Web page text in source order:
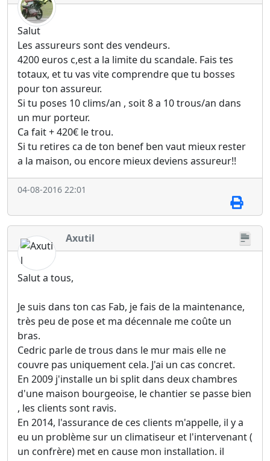
Salut
Les assureurs sont des vendeurs.
4200 euros c,est a la limite du scandale. Fais tes
totaux, et tu vas vite comprendre que tu bosses
pour ton assureur.
Si tu poses 10 clims/an , soit 8 a 10 trous/an dans
un mur porteur.
Ca fait + 420€ le trou.
Si tu retires ca de ton benef ben vaut mieux rester
a la maison, ou encore mieux deviens assureur!!
04-08-2016 22:01
Axutil
Salut a tous,
Je suis dans ton cas Fab, je fais de la maintenance,
très peu de pose et ma décennale me coûte un
bras.
Cedric parle de trous dans le mur mais elle ne
couvre pas uniquement cela. J'ai un cas concret.
En 2009 j'installe un bi split dans deux chambres
d'une maison bourgeoise, le chantier se passe bien
, les clients sont ravis.
En 2014, l'assurance de ces clients m'appelle, il y a
eu un problème sur un climatiseur et l'intervenant (
un confrère) met en cause mon installation. il